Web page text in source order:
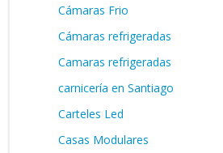
Cámaras Frio
Cámaras refrigeradas
Camaras refrigeradas
carnicería en Santiago
Carteles Led
Casas Modulares